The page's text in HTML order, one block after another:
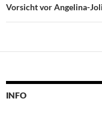
Vorsicht vor Angelina-
INFO